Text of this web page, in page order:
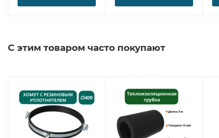
С этим товаром часто покупают